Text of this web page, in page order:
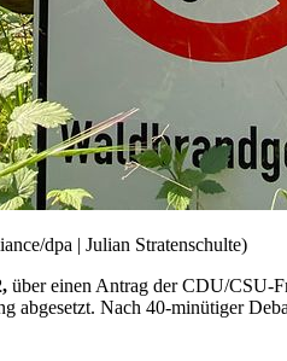
dpa | Julian Stratenschulte)
über einen Antrag der CDU/CSU-
abgesetzt. Nach 40-minütiger